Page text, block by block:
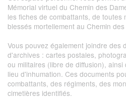
Mémorial virtuel du Chemin des
les fiches de combattants, de toutes
blessés mortellement au Chemin
Vous pouvez également joindre des
d'archives : cartes postales,
ou militaires (libre de diffusion),
lieu d'inhumation. Ces documents
combattants, des régiments, des
cimetières identifiés.